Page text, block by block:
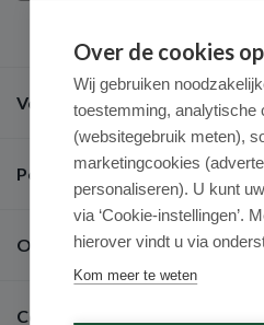
Veel gestelde vragen
Populaire merken
Over ons
Contact
Over de cookies
Wij gebruiken
toestemming, analytische
(websitegebruik meten),
marketingcookies
personaliseren). U kunt
via ‘Cookie-instellingen’.
hierover vindt u via
Kom meer te weten